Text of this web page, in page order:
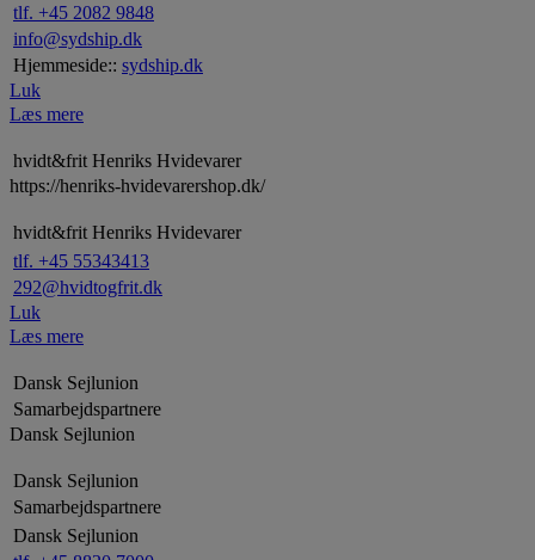
tlf. +45 2082 9848
info@sydship.dk
Hjemmeside:: sydship.dk
Luk
Læs mere
hvidt&frit Henriks Hvidevarer
https://henriks-hvidevarershop.dk/
hvidt&frit Henriks Hvidevarer
tlf. +45 55343413
292@hvidtogfrit.dk
Luk
Læs mere
Dansk Sejlunion
Samarbejdspartnere
Dansk Sejlunion
Dansk Sejlunion
Samarbejdspartnere
Dansk Sejlunion